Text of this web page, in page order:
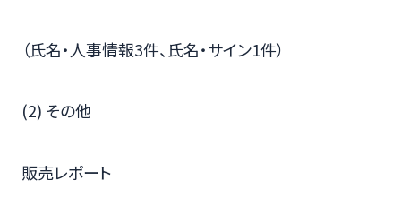
（氏名・人事情報3件、氏名・サイン1件）
(2) その他
販売レポート